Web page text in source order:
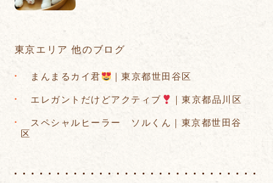
東京エリア 他のブログ
まんまるカイ君 ｜東京都世田谷区
エレガントだけどアクティブ ｜東京都品川区
スペシャルヒーラー ソルくん｜東京都世田谷
区